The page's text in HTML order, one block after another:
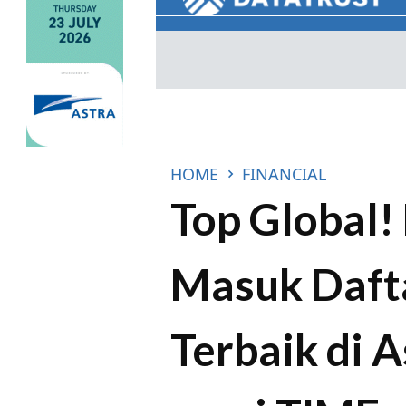
HOME FINANCIAL
Top
Masuk
Terbaik di